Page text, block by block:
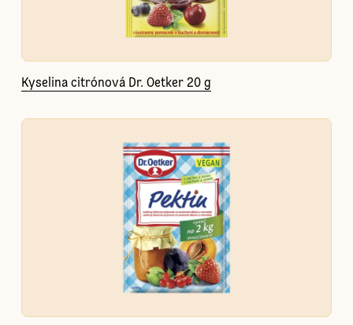
Kyselina citrónová Dr. Oetker 20 g